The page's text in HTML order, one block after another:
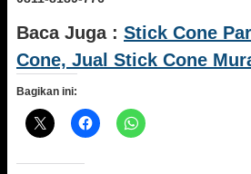
Baca Juga : Stick Cone
Cone, Jual Stick Cone
Bagikan ini: